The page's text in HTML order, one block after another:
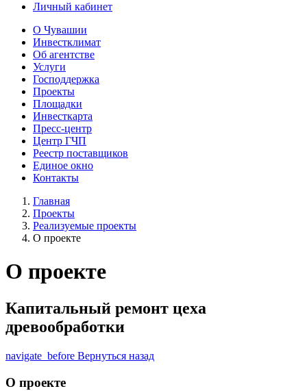
Личный кабинет
О Чувашии
Инвестклимат
Об агентстве
Услуги
Господдержка
Проекты
Площадки
Инвесткарта
Пресс-центр
Центр ГЧП
Реестр поставщиков
Единое окно
Контакты
Главная
Проекты
Реализуемые проекты
О проекте
О проекте
Капитальный ремонт цеха
древообработки
navigate_before Вернуться назад
О проекте